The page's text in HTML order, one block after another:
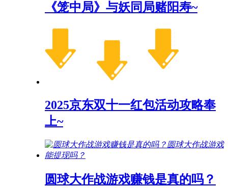
《笼中局》与妖同局赌阳寿~
2025京东双十一红包活动攻略奉
上~
圆球大作战游戏赚钱是真的吗？